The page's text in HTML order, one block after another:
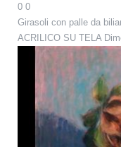
0 0
Girasoli con palle da
ACRILICO SU TELA